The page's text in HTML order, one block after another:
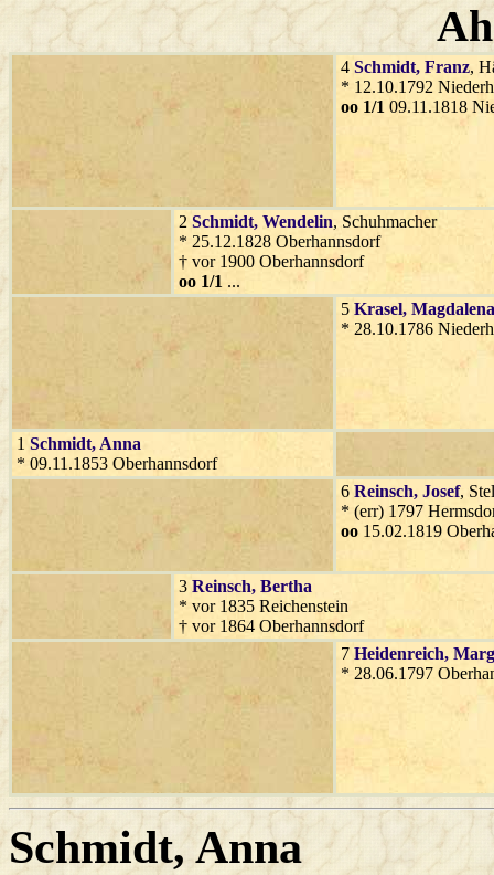
4 Schmidt, Franz,
* 12.10.1792
oo 1/1 09.11.1818
2 Schmidt, Wendelin, Schuhmacher
* 25.12.1828 Oberhannsdorf
† vor 1900 Oberhannsdorf
oo 1/1 ...
5 Krasel, Magdalena
* 28.10.1786
1 Schmidt, Anna
* 09.11.1853 Oberhannsdorf
6 Reinsch, Josef,
* (err) 1797
oo 15.02.1819
3 Reinsch, Bertha
* vor 1835 Reichenstein
† vor 1864 Oberhannsdorf
7 Heidenreich,
* 28.06.1797
Schmidt, Anna